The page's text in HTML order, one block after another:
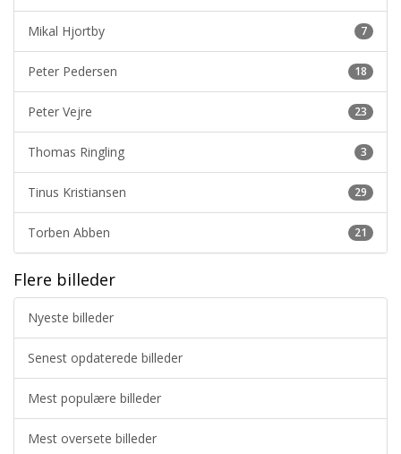
7
Mikal Hjortby
18
Peter Pedersen
23
Peter Vejre
3
Thomas Ringling
29
Tinus Kristiansen
21
Torben Abben
Flere billeder
Nyeste billeder
Senest opdaterede billeder
Mest populære billeder
Mest oversete billeder